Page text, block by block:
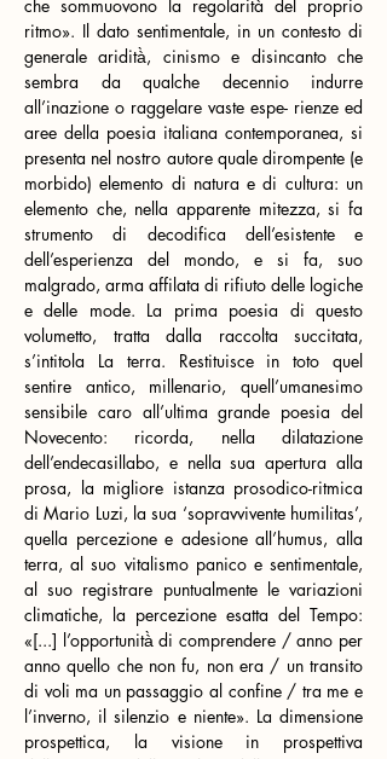
che sommuovono la regolarità del proprio
ritmo». Il dato sentimentale, in un contesto di
generale aridità̀, cinismo e disincanto che
sembra da qualche decennio indurre
all’inazione o raggelare vaste espe- rienze ed
aree della poesia italiana contemporanea, si
presenta nel nostro autore quale dirompente (e
morbido) elemento di natura e di cultura: un
elemento che, nella apparente mitezza, si fa
strumento di decodifica dell’esistente e
dell’esperienza del mondo, e si fa, suo
malgrado, arma affilata di rifiuto delle logiche
e delle mode. La prima poesia di questo
volumetto, tratta dalla raccolta succitata,
s’intitola La terra. Restituisce in toto quel
sentire antico, millenario, quell’umanesimo
sensibile caro all’ultima grande poesia del
Novecento: ricorda, nella dilatazione
dell’endecasillabo, e nella sua apertura alla
prosa, la migliore istanza prosodico-ritmica
di Mario Luzi, la sua ‘sopravvivente humilitas’,
quella percezione e adesione all’humus, alla
terra, al suo vitalismo panico e sentimentale,
al suo registrare puntualmente le variazioni
climatiche, la percezione esatta del Tempo:
«[...] l’opportunità̀ di comprendere / anno per
anno quello che non fu, non era / un transito
di voli ma un passaggio al confine / tra me e
l’inverno, il silenzio e niente». La dimensione
prospettica, la visione in prospettiva